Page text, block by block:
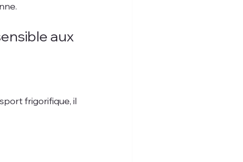
aux
frigorifique, il